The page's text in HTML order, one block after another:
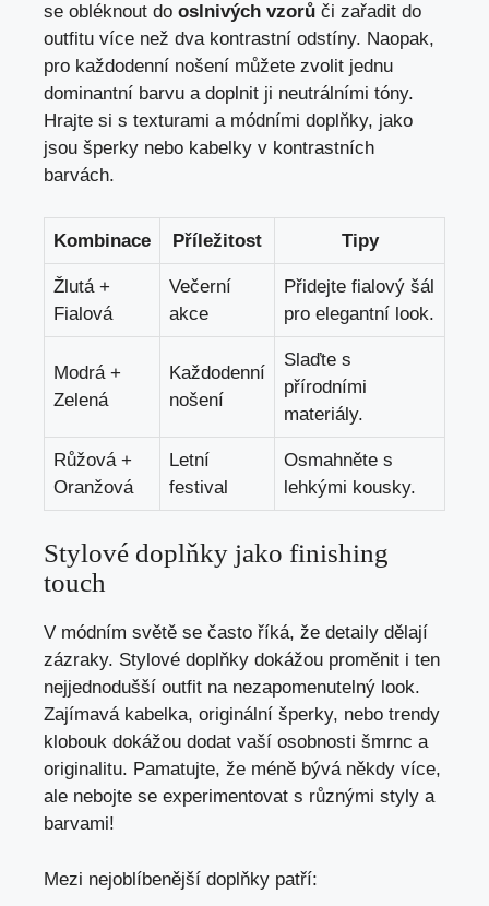
se obléknout do oslnivých vzorů či zařadit do
outfitu více než dva kontrastní odstíny. Naopak,
pro každodenní nošení můžete zvolit jednu
dominantní barvu a doplnit ji neutrálními tóny.
Hrajte si s texturami a módními doplňky, jako
jsou šperky nebo kabelky v kontrastních
barvách.
Kombinace Příležitost Tipy
Žlutá +
Fialová
Večerní
akce
Přidejte fialový šál
pro elegantní look.
Modrá +
Zelená
Každodenní
nošení
Slaďte s
přírodními
materiály.
Růžová +
Oranžová
Letní
festival
Osmahněte s
lehkými kousky.
Stylové doplňky jako finishing
touch
V módním světě se často říká, že detaily dělají
zázraky. Stylové doplňky dokážou proměnit i ten
nejjednodušší outfit na nezapomenutelný look.
Zajímavá kabelka, originální šperky, nebo trendy
klobouk dokážou dodat vaší osobnosti šmrnc a
originalitu. Pamatujte, že méně bývá někdy více,
ale nebojte se experimentovat s různými styly a
barvami!
Mezi nejoblíbenější doplňky patří: